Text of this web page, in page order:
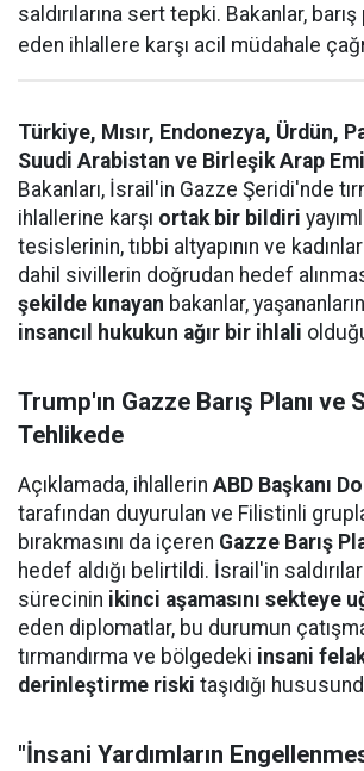
saldırılarına sert tepki. Bakanlar, barış
eden ihlallere karşı acil müdahale
Türkiye, Mısır, Endonezya, Ürdün,
Suudi Arabistan ve Birleşik Arap
Bakanları, İsrail'in Gazze Şeridi'nde
ihlallerine karşı ortak bir bildiri
tesislerinin, tıbbi altyapının ve
dahil sivillerin doğrudan hedef
şekilde kınayan bakanlar, yaşananların
insancıl hukukun ağır bir ihlali
Trump'ın Gazze Barış Planı ve
Tehlikede
Açıklamada, ihlallerin ABD Başkanı
tarafından duyurulan ve Filistinli
bırakmasını da içeren Gazze Barış
hedef aldığı belirtildi. İsrail'in
sürecinin ikinci aşamasını sekteye
eden diplomatlar, bu durumun
tırmandırma ve bölgedeki insani
derinleştirme riski taşıdığı
"İnsani Yardımların